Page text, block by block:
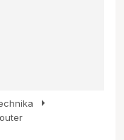
arrow_right